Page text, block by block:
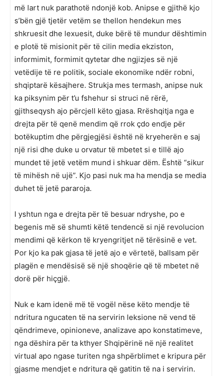
më lart nuk parathotë ndonjë kob. Anipse e gjithë kjo
s’bën gjë tjetër vetëm se thellon hendekun mes
shkruesit dhe lexuesit, duke bërë të mundur dështimin
e plotë të misionit për të cilin media ekziston,
informimit, formimit qytetar dhe ngjizjes së një
vetëdije të re politik, sociale ekonomike ndër robni,
shqiptarë kësajhere. Strukja mes termash, anipse nuk
ka piksynim për t’u fshehur si struci në rërë,
gjithseqysh ajo përcjell këto gjasa. Rrëshqitja nga e
drejta për të qenë mendim që rrok çdo endje për
botëkuptim dhe përgjegjësi është në kryeherën e saj
një risi dhe duke u orvatur të mbetet si e tillë ajo
mundet të jetë vetëm mund i shkuar dëm. Është “sikur
të mihësh në ujë”. Kjo pasi nuk ma ha mendja se media
duhet të jetë pararoja.
I yshtun nga e drejta për të besuar ndryshe, po e
begenis më së shumti këtë tendencë si një revolucion
mendimi që kërkon të kryengritjet në tërësinë e vet.
Por kjo ka pak gjasa të jetë ajo e vërtetë, ballsam për
plagën e mendësisë së një shoqërie që të mbetet në
dorë për hiçgjë.
Nuk e kam idenë më të vogël nëse këto mendje të
ndritura ngucaten të na servirin leksione në vend të
qëndrimeve, opinioneve, analizave apo konstatimeve,
nga dëshira për ta kthyer Shqipërinë në një realitet
virtual apo ngase turiten nga shpërblimet e kripura për
gjasme mendjet e ndritura që gatitin të na i servirin.